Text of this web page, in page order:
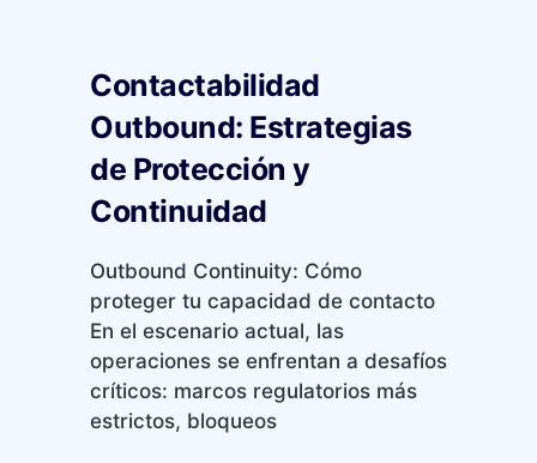
Contactabilidad
Outbound: Estrategias
de Protección y
Continuidad
Outbound Continuity: Cómo
proteger tu capacidad de contacto
En el escenario actual, las
operaciones se enfrentan a desafíos
críticos: marcos regulatorios más
estrictos, bloqueos